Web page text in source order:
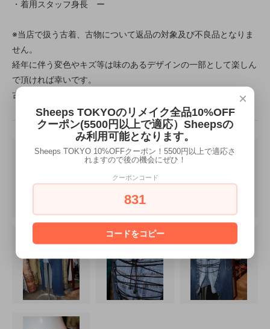
・着用スタッフ身長 ー
※当店で扱う古着、古物について返品の対象及び不良品となりま
せん。
経年に伴う変色やキズ等は味のあるデザインの一部として楽しん
で頂ければ幸いです。
古着特有の雰囲気や魅力をお楽しみください。
×
Sheeps TOKYOのリメイク全品10%OFF
クーポン(5500円以上で適応）Sheepsの
み利用可能となります。
Sheeps TOKYO 10%OFFクーポン！5500円以上で適応さ
れますので後の機会にぜひ！
クーポンコード
831
コードをコピー